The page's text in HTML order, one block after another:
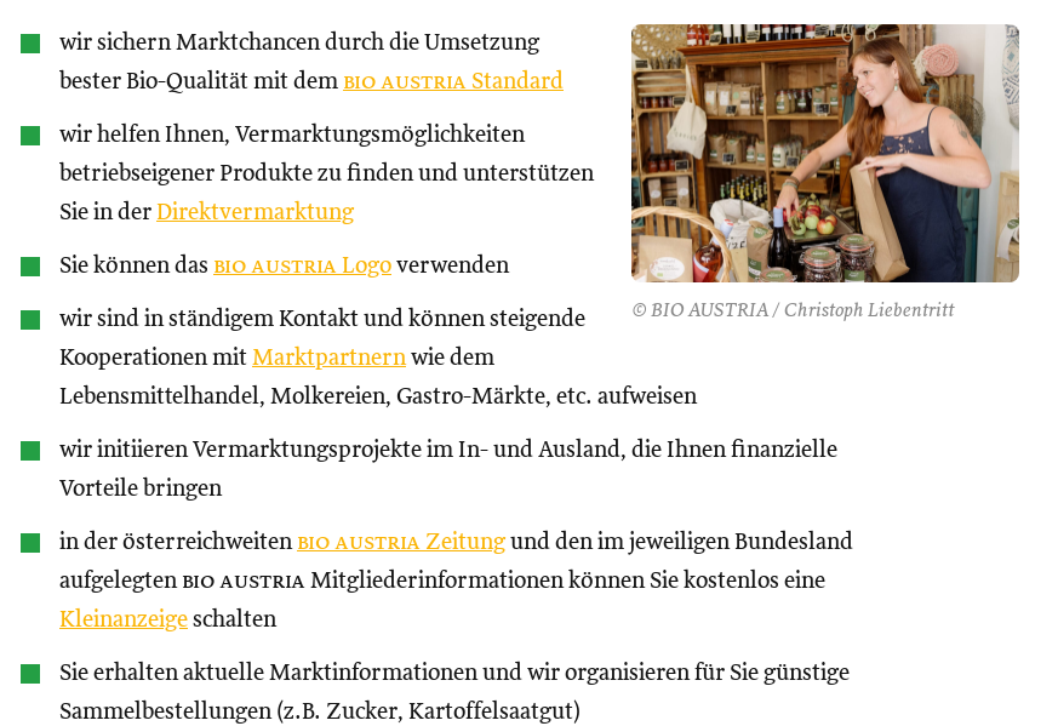
© BIO AUSTRIA / Christoph Liebentritt
wir sichern Marktchancen durch die Umsetzung
bester Bio-Qualität mit dem bio austria Standard
wir helfen Ihnen, Vermarktungsmöglichkeiten
betriebseigener Produkte zu finden und unterstützen
Sie in der Direktvermarktung
Sie können das bio austria Logo verwenden
wir sind in ständigem Kontakt und können steigende
Kooperationen mit Marktpartnernwie dem
Lebensmittelhandel, Molkereien, Gastro-Märkte, etc. aufweisen
wir initiieren Vermarktungsprojekte im In- und Ausland, die Ihnen finanzielle
Vorteile bringen
in der österreichweiten bio austria Zeitungund den im jeweiligen Bundesland
aufgelegten bio austria Mitgliederinformationen können Sie kostenlos eine
Kleinanzeige schalten
Sie erhalten aktuelle Marktinformationen und wir organisieren für Sie günstige
Sammelbestellungen (z.B. Zucker, Kartoffelsaatgut)